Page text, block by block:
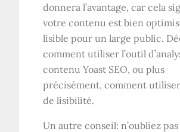
donnera l’avantage, car cela
votre contenu est bien
lisible pour un large public.
comment utiliser l’outil
contenu Yoast SEO, ou plus
précisément, comment utiliser
de lisibilité.
Un autre conseil: n’oubliez